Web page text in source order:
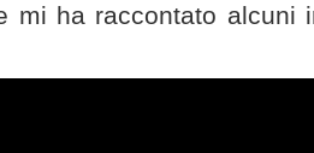
mi ha raccontato alcuni